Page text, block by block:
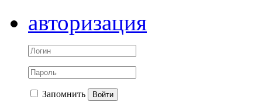
авторизация
Запомнить Войти